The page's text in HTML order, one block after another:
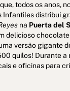
todos os anos,
Infantiles distribui
na Puerta del
delicioso
versão gigante
quilos! Durante a
e oficinas para